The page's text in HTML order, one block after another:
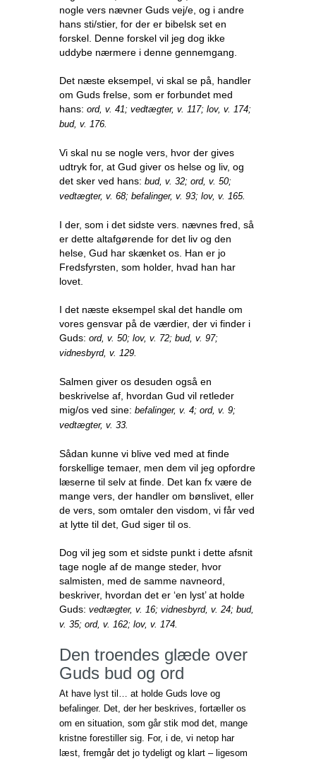
nogle vers nævner Guds vej/e, og i andre
hans sti/stier, for der er bibelsk set en
forskel. Denne forskel vil jeg dog ikke
uddybe nærmere i denne gennemgang.
Det næste eksempel, vi skal se på, handler
om Guds frelse, som er forbundet med
hans: ord, v. 41; vedtægter, v. 117; lov, v. 174;
bud, v. 176.
Vi skal nu se nogle vers, hvor der gives
udtryk for, at Gud giver os helse og liv, og
det sker ved hans: bud, v. 32; ord, v. 50;
vedtægter, v. 68; befalinger, v. 93; lov, v. 165.
I der, som i det sidste vers. nævnes fred, så
er dette altafgørende for det liv og den
helse, Gud har skænket os. Han er jo
Fredsfyrsten, som holder, hvad han har
lovet.
I det næste eksempel skal det handle om
vores gensvar på de værdier, der vi finder i
Guds: ord, v. 50; lov, v. 72; bud, v. 97;
vidnesbyrd, v. 129.
Salmen giver os desuden også en
beskrivelse af, hvordan Gud vil retleder
mig/os ved sine: befalinger, v. 4; ord, v. 9;
vedtægter, v. 33.
Sådan kunne vi blive ved med at finde
forskellige temaer, men dem vil jeg opfordre
læserne til selv at finde. Det kan fx være de
mange vers, der handler om bønslivet, eller
de vers, som omtaler den visdom, vi får ved
at lytte til det, Gud siger til os.
Dog vil jeg som et sidste punkt i dette afsnit
tage nogle af de mange steder, hvor
salmisten, med de samme navneord,
beskriver, hvordan det er ‘en lyst’ at holde
Guds: vedtægter, v. 16; vidnesbyrd, v. 24; bud,
v. 35; ord, v. 162; lov, v. 174.
Den troendes glæde over
Guds bud og ord
At have lyst til… at holde Guds love og
befalinger. Det, der her beskrives, fortæller os
om en situation, som går stik mod det, mange
kristne forestiller sig. For, i de, vi netop har
læst, fremgår det jo tydeligt og klart – ligesom